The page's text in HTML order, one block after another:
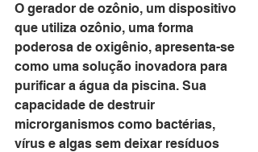
O gerador de ozônio, um dispositivo
que utiliza ozônio, uma forma
poderosa de oxigênio, apresenta-se
como uma solução inovadora para
purificar a água da piscina. Sua
capacidade de destruir
microrganismos como bactérias,
vírus e algas sem deixar resíduos